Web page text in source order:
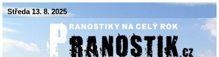
Středa 13. 8. 2025